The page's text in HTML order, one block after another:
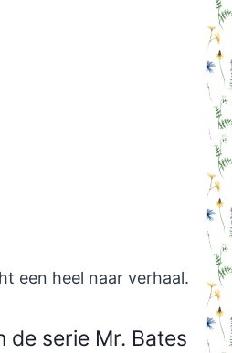
een heel naar verhaal.
de serie Mr. Bates